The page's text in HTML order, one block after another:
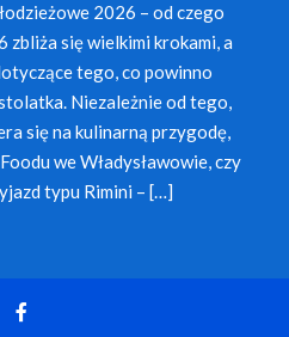
2026 – od czego
zbliża się wielkimi krokami, a
tego, co powinno
Niezależnie od tego,
się na kulinarną przygodę,
we Władysławowie, czy
typu Rimini – […]